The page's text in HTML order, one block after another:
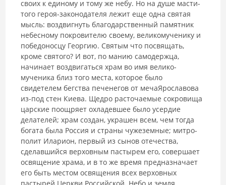
своих к единому и тому же небу. Но на душе масти­
того героя-законодателя лежит еще одна святая
мысль: воздвигнуть бла­годарственный памятник
небесному покровителю своему, великомуче­нику и
победоносцу Георгию. Святым что посвящать,
кроме святого? И вот, по манию самодержца,
начинает воздвигаться храм во имя велико­
мученика близ того места, которое было
свидетелем бегства печенегов от мечаЯрославова
из-под стен Киева. Щедро расточаемые сокровища
цар­ские поощряет охладевшее было усердие
делателей; храм создан, укра­шен всем, чем тогда
богата была Россия и страны чужеземные; митро­
полит Иларион, первый из сынов отечества,
сделавшийся верховным пастырем его, совершает
освящение храма, и в то же время предназна­чает
его быть местом освящения всех верховных